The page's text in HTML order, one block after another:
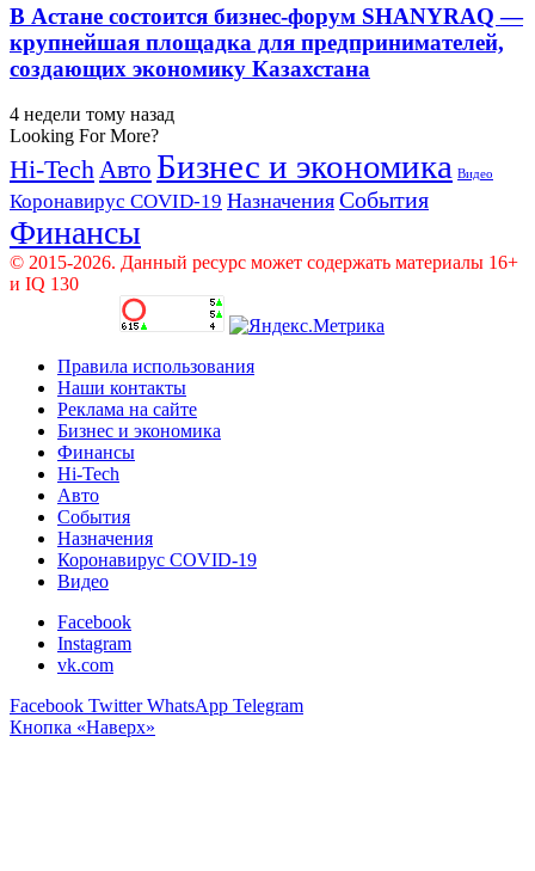
В Астане состоится бизнес-форум SHANYRAQ —
крупнейшая площадка для предпринимателей,
создающих экономику Казахстана
4 недели тому назад
Looking For More?
Hi-TechАвто Бизнес и экономика Видео
Коронавирус COVID-19 Назначения События
Финансы
© 2015-2026. Данный ресурс может содержать материалы 16+
и IQ 130
Правила использования
Наши контакты
Реклама на сайте
Бизнес и экономика
Финансы
Hi-Tech
Авто
События
Назначения
Коронавирус COVID-19
Видео
Facebook
Instagram
vk.com
Facebook Twitter WhatsApp Telegram
Кнопка «Наверх»